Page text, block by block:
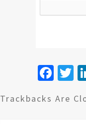
Fa
b
T
tt
Trackbacks Are